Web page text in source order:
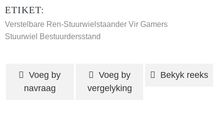
ETIKET:
Verstelbare Ren-Stuurwielstaander Vir Gamers
Stuurwiel Bestuurdersstand
Voeg by
navraag
Voeg by
vergelyking
Bekyk reeks